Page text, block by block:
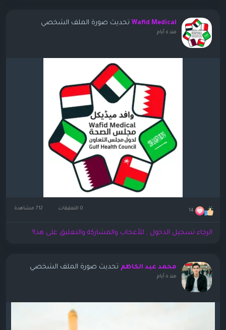
Wafid Medical تحديث صورة الملف الشخصي
منذ ٥ أيام
14 0 التعليقات
الرجاء تسجيل الدخول , للأعجاب والمشاركة والتعليق على هذا!
محمد عبد الكاظم تحديث صورة الملف الشخصي
منذ ٥ أيام